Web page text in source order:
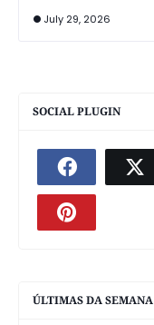
July 29, 2026
SOCIAL PLUGIN
ÚLTIMAS DA SEMANA